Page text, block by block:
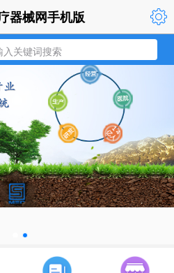
器械网手机版
入关键词搜索
录动态调整工作程序